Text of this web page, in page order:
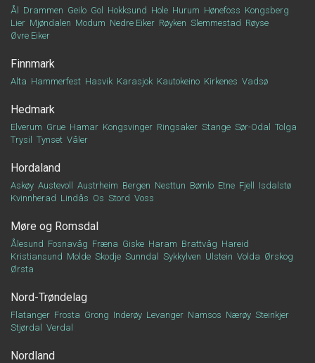
Ål Drammen Geilo Gol Hokksund Hole Hurum Hønefoss Kongsberg
Lier Mjøndalen Modum Nedre Eiker Røyken Slemmestad Røyse
Øvre Eiker
Finnmark
Alta Hammerfest Hasvik Karasjok Kautokeino Kirkenes Vadsø
Hedmark
Elverum Grue Hamar Kongsvinger Ringsaker Stange Sør-Odal
Tolga
Trysil
Tynset Våler
Hordaland
Askøy Austevoll Austrheim Bergen Nesttun Bømlo Etne Fjell
Isdalstø
Kvinnherad Lindås Os Stord Voss
Møre og Romsdal
Ålesund Fosnavåg Fræna Giske Haram Brattvåg Hareid
Kristiansund Molde Skodje Sunndal Sykkylven Ulstein Volda Ørskog
Ørsta
Nord-Trøndelag
Flatanger Frosta Grong Inderøy Levanger Namsos Nærøy Steinkjer
Stjørdal
Verdal
Nordland